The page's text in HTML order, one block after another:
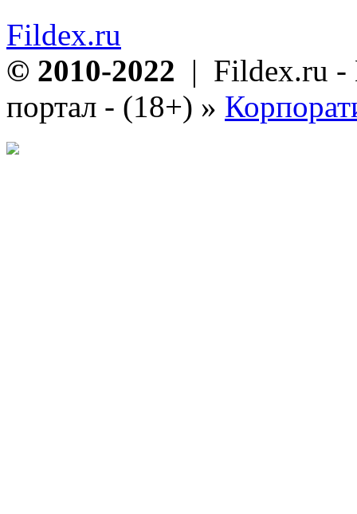
Fildex.ru
© 2010-2022 | Fildex.ru -
портал - (18+) »